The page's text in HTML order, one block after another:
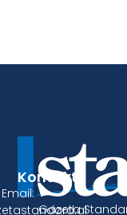
Gazeta
Kontakt
Email: